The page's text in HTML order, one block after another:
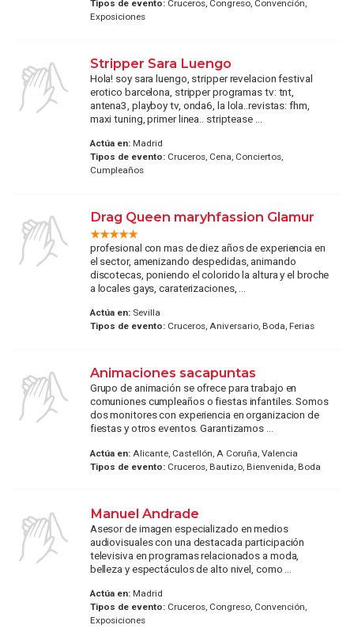
Tipos de evento:Cruceros, Congreso, Convención,
Exposiciones
Stripper Sara Luengo
Hola! soy sara luengo, stripper revelacion festival
erotico barcelona, stripper programas tv: tnt,
antena3, playboy tv, onda6, la lola..revistas: fhm,
maxi tuning, primer linea.. striptease ...
Actúa en:Madrid
Tipos de evento:Cruceros, Cena, Conciertos,
Cumpleaños
Drag Queen maryhfassion Glamur
profesional con mas de diez años de experiencia en
el sector, amenizando despedidas, animando
discotecas, poniendo el colorido la altura y el broche
a locales gays, caraterizaciones, ...
Actúa en:Sevilla
Tipos de evento:Cruceros, Aniversario, Boda, Ferias
Animaciones sacapuntas
Grupo de animación se ofrece para trabajo en
comuniones cumpleaños o fiestas infantiles. Somos
dos monitores con experiencia en organizacion de
fiestas y otros eventos. Garantizamos ...
Actúa en:Alicante, Castellón, A Coruña, Valencia
Tipos de evento:Cruceros, Bautizo, Bienvenida, Boda
Manuel Andrade
Asesor de imagen especializado en medios
audiovisuales con una destacada participación
televisiva en programas relacionados a moda,
belleza y espectáculos de alto nivel, como ...
Actúa en:Madrid
Tipos de evento:Cruceros, Congreso, Convención,
Exposiciones